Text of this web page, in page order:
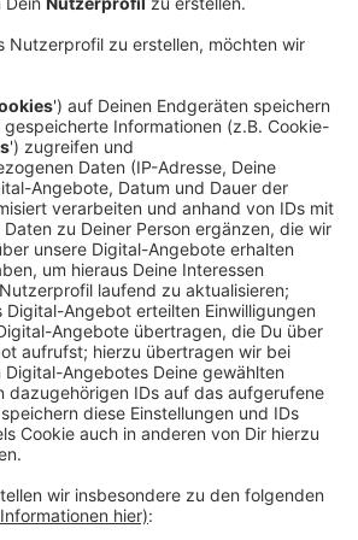
festnehmen, trotz eines
im Alter von 15 und 19 Jahren
Pedelecs klauen. Beide sind der
ähnlicher Delikte bekannt.